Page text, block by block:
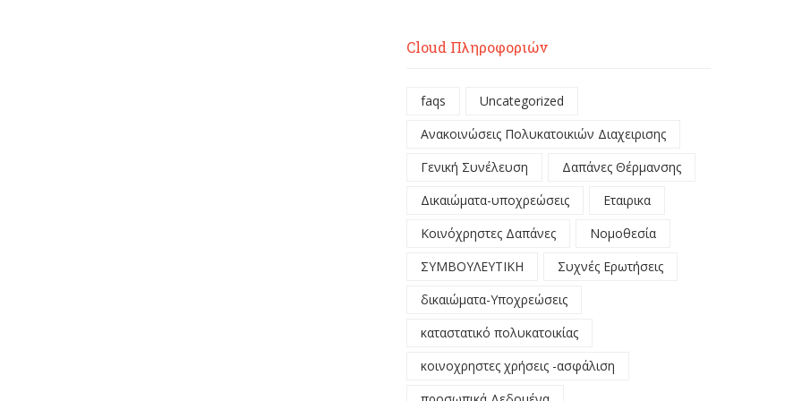
Cloud Πληροφοριών
faqs
Uncategorized
Ανακοινώσεις Πολυκατοικιών Διαχειρισης
Γενική Συνέλευση
Δαπάνες Θέρμανσης
Δικαιώματα-υποχρεώσεις
Εταιρικα
Κοινόχρηστες Δαπάνες
Νομοθεσία
ΣΥΜΒΟΥΛΕΥΤΙΚΗ
Συχνές Ερωτήσεις
δικαιώματα-Υποχρεώσεις
καταστατικό πολυκατοικίας
κοινοχρηστες χρήσεις -ασφάλιση